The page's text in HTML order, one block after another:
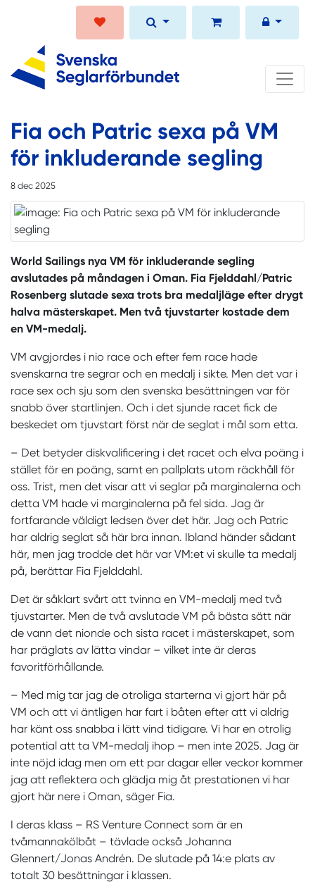
Fia och Patric sexa på VM
för inkluderande segling
8 dec 2025
World Sailings nya VM för inkluderande segling
avslutades på måndagen i Oman. Fia Fjelddahl/Patric
Rosenberg slutade sexa trots bra medaljläge efter drygt
halva mästerskapet. Men två tjuvstarter kostade dem
en VM-medalj.
VM avgjordes i nio race och efter fem race hade
svenskarna tre segrar och en medalj i sikte. Men det var i
race sex och sju som den svenska besättningen var för
snabb över startlinjen. Och i det sjunde racet fick de
beskedet om tjuvstart först när de seglat i mål som etta.
– Det betyder diskvalificering i det racet och elva poäng i
stället för en poäng, samt en pallplats utom räckhåll för
oss. Trist, men det visar att vi seglar på marginalerna och
detta VM hade vi marginalerna på fel sida. Jag är
fortfarande väldigt ledsen över det här. Jag och Patric
har aldrig seglat så här bra innan. Ibland händer sådant
här, men jag trodde det här var VM:et vi skulle ta medalj
på, berättar Fia Fjelddahl.
Det är såklart svårt att tvinna en VM-medalj med två
tjuvstarter. Men de två avslutade VM på bästa sätt när
de vann det nionde och sista racet i mästerskapet, som
har präglats av lätta vindar – vilket inte är deras
favoritförhållande.
– Med mig tar jag de otroliga starterna vi gjort här på
VM och att vi äntligen har fart i båten efter att vi aldrig
har känt oss snabba i lätt vind tidigare. Vi har en otrolig
potential att ta VM-medalj ihop – men inte 2025. Jag är
inte nöjd idag men om ett par dagar eller veckor kommer
jag att reflektera och glädja mig åt prestationen vi har
gjort här nere i Oman, säger Fia.
I deras klass – RS Venture Connect som är en
tvåmannakölbåt – tävlade också Johanna
Glennert/Jonas Andrén. De slutade på 14:e plats av
totalt 30 besättningar i klassen.